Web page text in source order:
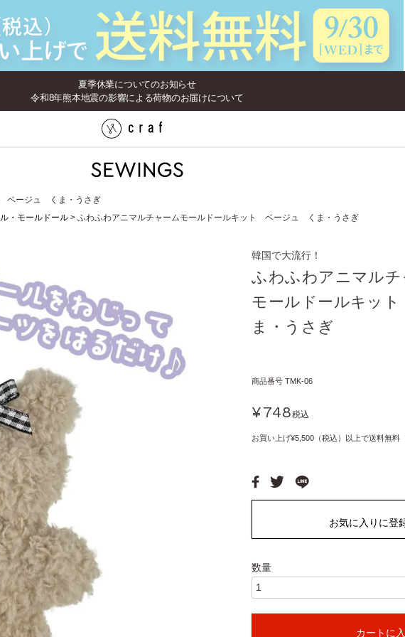
夏季休業についてのお知らせ
令和8年熊本地震の影響による荷物のお届けについて
ベージュ くま・うさぎ
・モールドール ふわふわアニマルチャームモールドールキット ベージュ くま・うさぎ
韓国で大流行！
ふわふわアニマルチ
モールドールキッ
ま・うさぎ
商品番号 TMK-06
¥748税込
お買い上げ¥5,500（税込）以上で送料無料
お気に入りに登
カートに